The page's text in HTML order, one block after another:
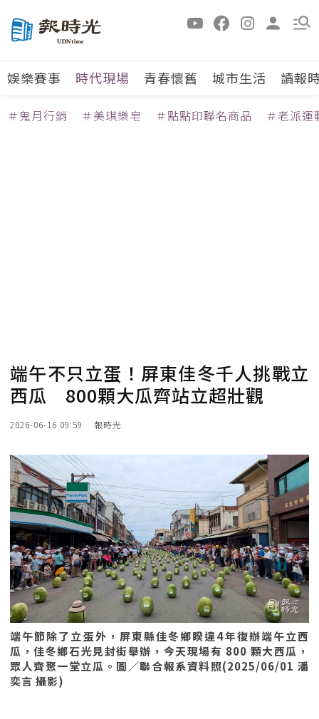
娛樂賽事 時代現場 青春懷舊 城市生活 讀報
＃鬼月行銷 ＃美琪樂皂 ＃點點印聯名商品 ＃老派運
端午不只立蛋！屏東佳冬千人挑戰立
西瓜 800顆大瓜齊站立超壯觀
2026-06-16 09:59 報時光
端午節除了立蛋外，屏東縣佳冬鄉睽違4年復辦端午立西
瓜，佳冬鄉石光見封街舉辦，今天現場有 800 顆大西瓜，
眾人齊聚一堂立瓜。圖／聯合報系資料照(2025/06/01 潘
奕言 攝影)